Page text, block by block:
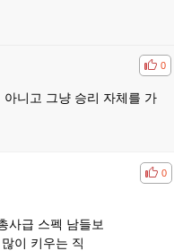
비공감
0
니고 그냥 승리 자체를 가
비공감
0
사급 스펙 남들보
이 키우는 직